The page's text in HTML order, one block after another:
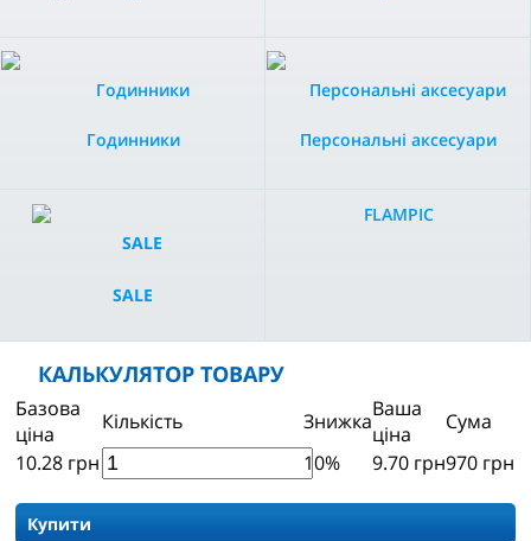
Годинники Персональні аксесуари
SALE
FLAMPIC
КАЛЬКУЛЯТОР ТОВАРУ
Базова
ціна
Кількість ЗнижкаВаша
ціна
Сума
10.28 грн 10% 9.70 грн970 грн
Купити